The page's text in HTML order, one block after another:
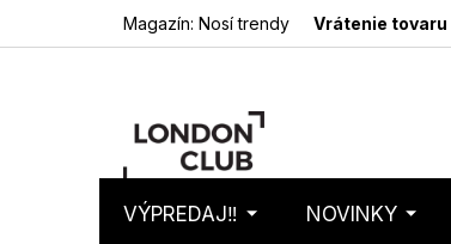
Magazín: Nosí trendy Vrátenie tovaru
VÝPREDAJ‼️ NOVINKY